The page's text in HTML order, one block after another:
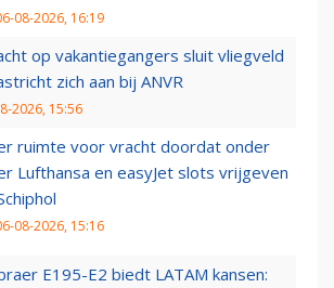
08-2026, 16:19
op vakantiegangers sluit vliegveld
zich aan bij ANVR
2026, 15:56
ruimte voor vracht doordat onder
Lufthansa en easyJet slots vrijgeven
08-2026, 15:16
E195-E2 biedt LATAM kansen: